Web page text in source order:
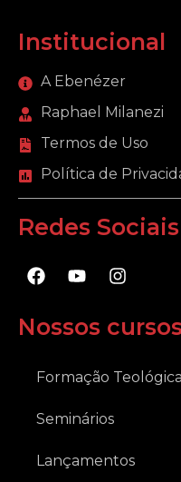
Institucional
A Ebenézer
Raphael Milanezi
Termos de Uso
Política de
Redes Sociais
F
a
e
b
o
Y
o
t
u
e
I
n
t
a
r
Nossos
Formação Teológica
Seminários
Lançamentos